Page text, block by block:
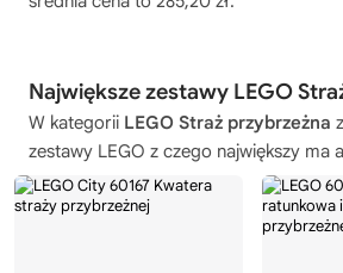
Największe zestawy LEGO
W kategorii LEGO Straż przybrzeżna
zestawy LEGO z czego największy ma